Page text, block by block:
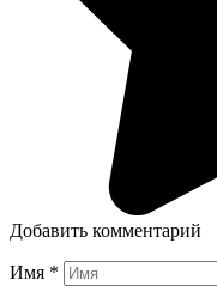
Добавить комментарий
Имя *